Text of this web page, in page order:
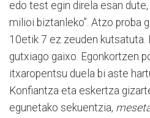
edo test egin direla esan dute,
milioi biztanleko”. Atzo proba
10etik 7 ez zeuden kutsatuta.
gutxiago gaixo. Egonkortzen
itxaropentsu duela bi aste
Konfiantza eta eskertza
egunetako sekuentzia,